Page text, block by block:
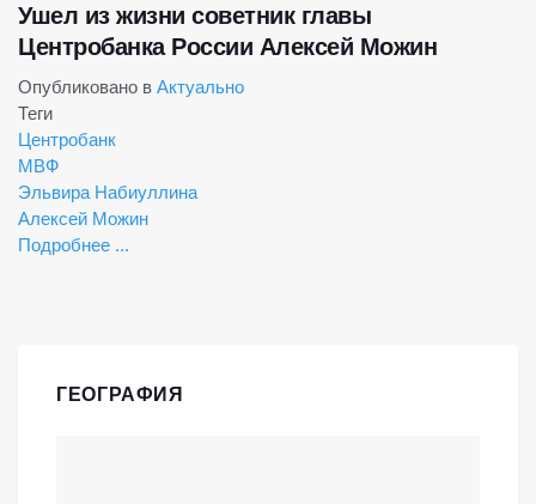
Ушел из жизни советник главы
Центробанка России Алексей Можин
Опубликовано в Актуально
Теги
Центробанк
МВФ
Эльвира Набиуллина
Алексей Можин
Подробнее ...
ГЕОГРАФИЯ